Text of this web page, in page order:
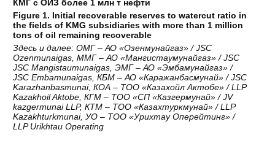
КМГ с ОИЗ более 1 млн т нефти
Figure 1. Initial recoverable reserves to watercut ratio in
the fields of KMG subsidiaries with more than 1 million
tons of oil remaining recoverable
Здесь и далее:ОМГ–АО «Озенмунайгаз» / JSC
Ozenmunaigas,ММГ–АО «Мангистаумунайгаз» / JSC
JSC Mangistaumunaigas,ЭМГ–АО «Эмбамунайгаз» /
JSC Embamunaigas,КБМ –АО «Каражанбасмунай» / JSC
Karazhanbasmunai,КОА – ТОО «Казахойл Актобе» / LLP
Kazakhoil Aktobe,КГМ – ТОО «СП «Казгермунай» / JV
kazgermunai LLP,КТМ – ТОО «Казахтуркмунай» / LLP
Kazakhturkmunai,УО – ТОО «Урихтау Оперейтинг» /
LLP Urikhtau Operating